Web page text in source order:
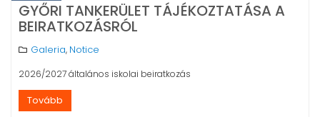
GYŐRI TANKERÜLET TÁJÉKOZTATÁSA A
BEIRATKOZÁSRÓL
Galeria, Notice
2026/2027 általános iskolai beiratkozás
Tovább